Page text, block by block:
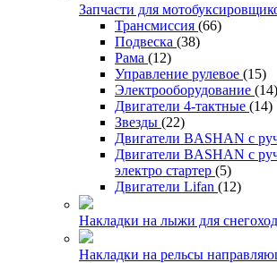
Запчасти для
Трансмиссия (66)
Подвеска (38)
Рама (12)
Управление рулевое (15)
Электрооборудование (14)
Двигатели 4-тактные (14)
Звезды (22)
Двигатели BASHAN с
Двигатели BASHAN с
электро стартер (5)
Двигатели Lifan (12)
Накладки на лыжи для
Накладки на рельсы